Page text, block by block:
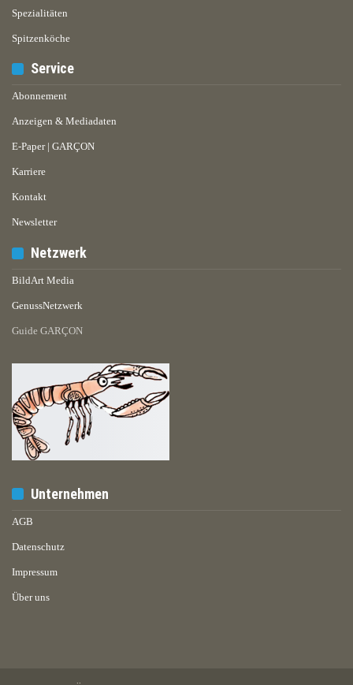
Spezialitäten
Spitzenköche
Service
Abonnement
Anzeigen & Mediadaten
E-Paper | GARÇON
Karriere
Kontakt
Newsletter
Netzwerk
BildArt Media
GenussNetzwerk
Guide GARÇON
Unternehmen
AGB
Datenschutz
Impressum
Über uns